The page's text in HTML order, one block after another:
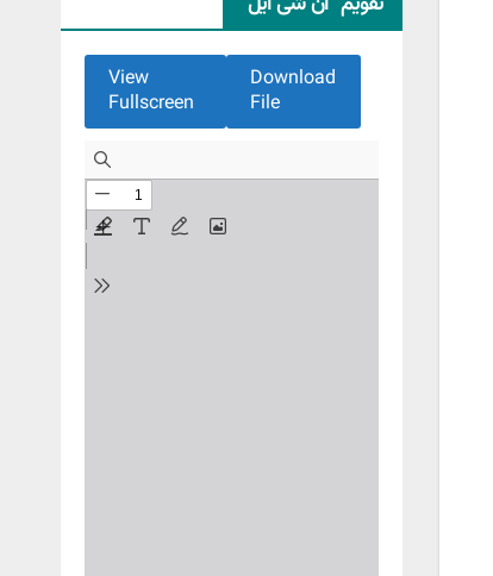
Download
File
View
Fullscreen